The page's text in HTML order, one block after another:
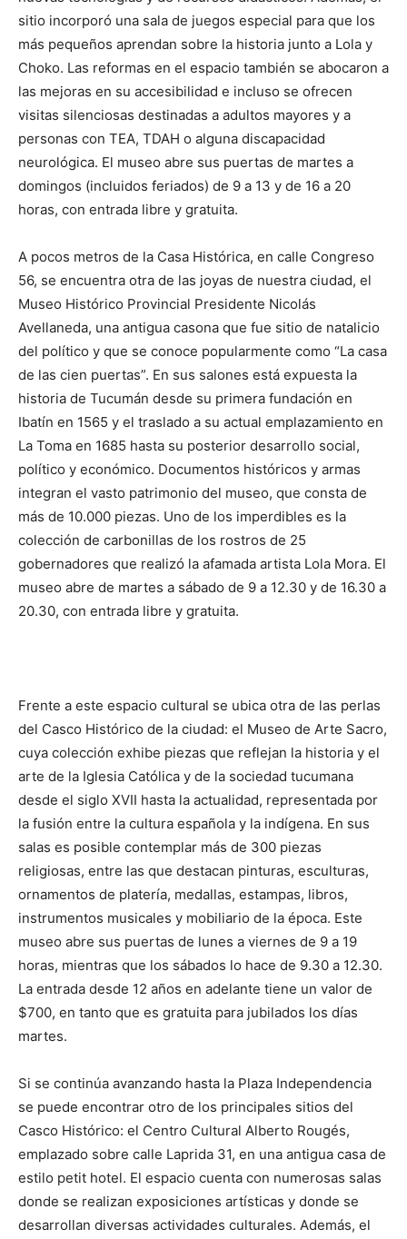
sitio incorporó una sala de juegos especial para que los
más pequeños aprendan sobre la historia junto a Lola y
Choko. Las reformas en el espacio también se abocaron a
las mejoras en su accesibilidad e incluso se ofrecen
visitas silenciosas destinadas a adultos mayores y a
personas con TEA, TDAH o alguna discapacidad
neurológica. El museo abre sus puertas de martes a
domingos (incluidos feriados) de 9 a 13 y de 16 a 20
horas, con entrada libre y gratuita.
A pocos metros de la Casa Histórica, en calle Congreso
56, se encuentra otra de las joyas de nuestra ciudad, el
Museo Histórico Provincial Presidente Nicolás
Avellaneda, una antigua casona que fue sitio de natalicio
del político y que se conoce popularmente como “La casa
de las cien puertas”. En sus salones está expuesta la
historia de Tucumán desde su primera fundación en
Ibatín en 1565 y el traslado a su actual emplazamiento en
La Toma en 1685 hasta su posterior desarrollo social,
político y económico. Documentos históricos y armas
integran el vasto patrimonio del museo, que consta de
más de 10.000 piezas. Uno de los imperdibles es la
colección de carbonillas de los rostros de 25
gobernadores que realizó la afamada artista Lola Mora. El
museo abre de martes a sábado de 9 a 12.30 y de 16.30 a
20.30, con entrada libre y gratuita.
Frente a este espacio cultural se ubica otra de las perlas
del Casco Histórico de la ciudad: el Museo de Arte Sacro,
cuya colección exhibe piezas que reflejan la historia y el
arte de la Iglesia Católica y de la sociedad tucumana
desde el siglo XVII hasta la actualidad, representada por
la fusión entre la cultura española y la indígena. En sus
salas es posible contemplar más de 300 piezas
religiosas, entre las que destacan pinturas, esculturas,
ornamentos de platería, medallas, estampas, libros,
instrumentos musicales y mobiliario de la época. Este
museo abre sus puertas de lunes a viernes de 9 a 19
horas, mientras que los sábados lo hace de 9.30 a 12.30.
La entrada desde 12 años en adelante tiene un valor de
$700, en tanto que es gratuita para jubilados los días
martes.
Si se continúa avanzando hasta la Plaza Independencia
se puede encontrar otro de los principales sitios del
Casco Histórico: el Centro Cultural Alberto Rougés,
emplazado sobre calle Laprida 31, en una antigua casa de
estilo petit hotel. El espacio cuenta con numerosas salas
donde se realizan exposiciones artísticas y donde se
desarrollan diversas actividades culturales. Además, el